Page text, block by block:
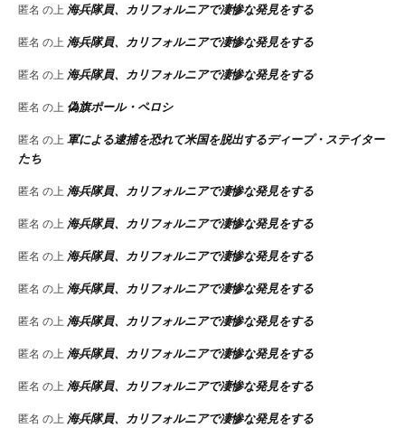
匿名 の上 海兵隊員、カリフォルニアで凄惨な発見をする
匿名 の上 海兵隊員、カリフォルニアで凄惨な発見をする
匿名 の上 海兵隊員、カリフォルニアで凄惨な発見をする
匿名 の上 偽旗ポール・ペロシ
匿名 の上軍による逮捕を恐れて米国を脱出するディープ・ステイター
たち
匿名 の上 海兵隊員、カリフォルニアで凄惨な発見をする
匿名 の上 海兵隊員、カリフォルニアで凄惨な発見をする
匿名 の上 海兵隊員、カリフォルニアで凄惨な発見をする
匿名 の上 海兵隊員、カリフォルニアで凄惨な発見をする
匿名 の上 海兵隊員、カリフォルニアで凄惨な発見をする
匿名 の上 海兵隊員、カリフォルニアで凄惨な発見をする
匿名 の上 海兵隊員、カリフォルニアで凄惨な発見をする
匿名 の上 海兵隊員、カリフォルニアで凄惨な発見をする